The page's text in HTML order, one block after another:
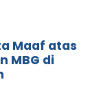
Maaf atas
MBG di